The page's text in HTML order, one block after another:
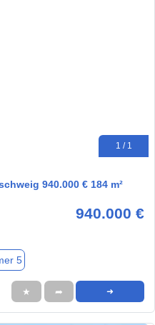
1 / 1
940.000 € 184 m²
940.000 €
5
★ ➦ ➜